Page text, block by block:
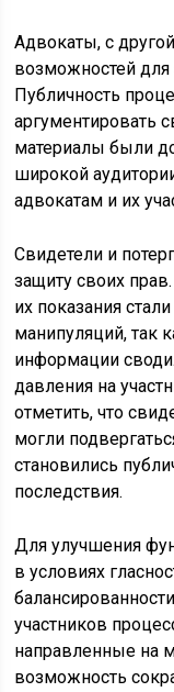
Адвокаты, с
возможностей
Публичность
аргументировать
материалы были
широкой
адвокатам и их
Свидетели и
защиту своих
их показания
манипуляций, так
информации
давления на
отметить, что
могли
становились
последствия.
Для улучшения
в условиях
участников
направленные на
возможность